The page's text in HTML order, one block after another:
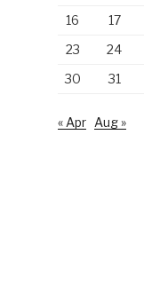
16
17
23
24
30
31
« Apr Aug »